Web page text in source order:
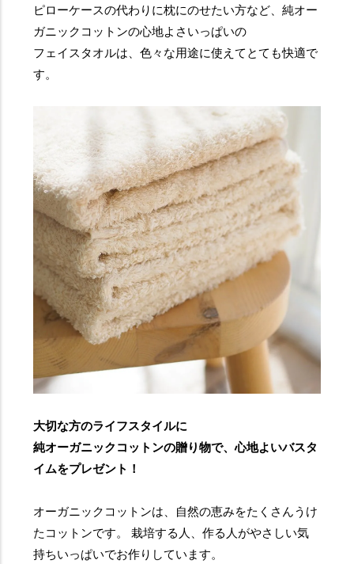
ピローケースの代わりに枕にのせたい方など、純オー
ガニックコットンの心地よさいっぱいの
フェイスタオルは、色々な用途に使えてとても快適で
す。
大切な方のライフスタイルに
純オーガニックコットンの贈り物で、心地よいバスタ
イムをプレゼント！
オーガニックコットンは、自然の恵みをたくさんうけ
たコットンです。 栽培する人、作る人がやさしい気
持ちいっぱいでお作りしています。